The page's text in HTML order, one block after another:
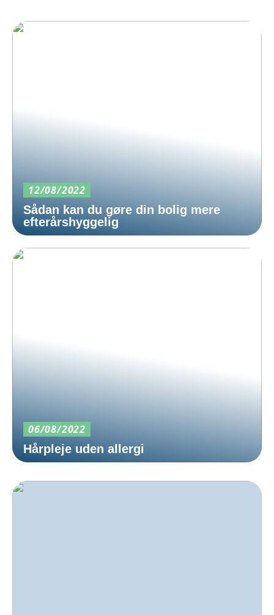
12/08/2022
Sådan kan du gøre din bolig mere
efterårshyggelig
06/08/2022
Hårpleje uden allergi